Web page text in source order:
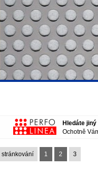
Hledáte
Ochotně
stránkování 1 2 3